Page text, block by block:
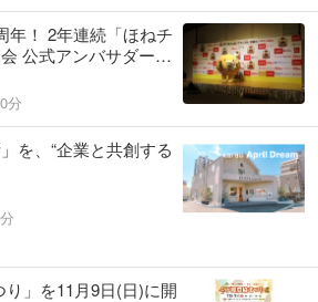
年！ 2年連続「ほねチ
公式アンバサダー』
げグランプリ®授賞
分
を、“企業と共創する
り」を11月9日(日)に開